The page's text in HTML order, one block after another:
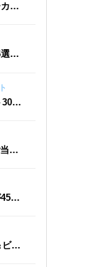
リ
ー
6選
30
地
ー